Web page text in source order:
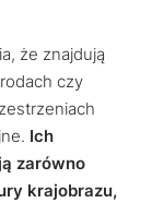
że znajdują
czy
Ich
zarówno
krajobrazu,